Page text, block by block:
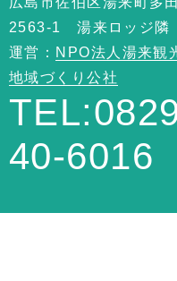
2563-1 湯来ロッジ隣
運営： NPO法人湯来観
地域づくり公社
40-6016